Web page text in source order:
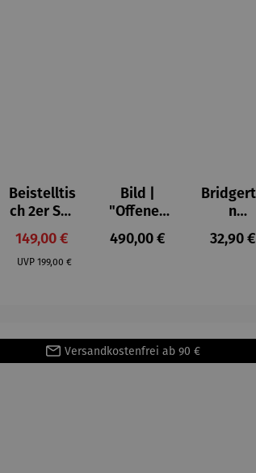
Beistelltis
ch 2er Set
– Dalias
Verkaufspreis:
149,00 €
UVP Regulärer Preis:
199,00 €
Bild |
"Offenes
Fenster in
Collioure"
Regulärer Preis:
490,00 €
n
Espresso
becher
32,90 €
Versandkostenfrei ab 90 €